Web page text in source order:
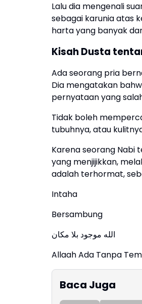
Lalu dia mengenali
sebagai karunia atas
harta yang banyak
Kisah Dusta
Ada seorang pria
Dia mengatakan
pernyataan yang
Tidak boleh
tubuhnya, atau
Karena seorang Nabi
yang menjijikkan,
adalah terhormat,
Intaha
Bersambung
الله موجود بلا مكان
Allaah Ada Tanpa
Baca Juga